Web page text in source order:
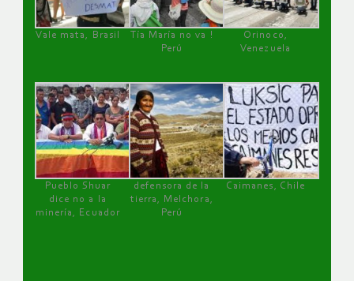
Vale mata, Brasil
Tía María no va !
Perú
Orinoco,
Venezuela
Pueblo Shuar
dice no a la
minería, Ecuador
defensora de la
tierra, Melchora,
Perú
Caimanes, Chile